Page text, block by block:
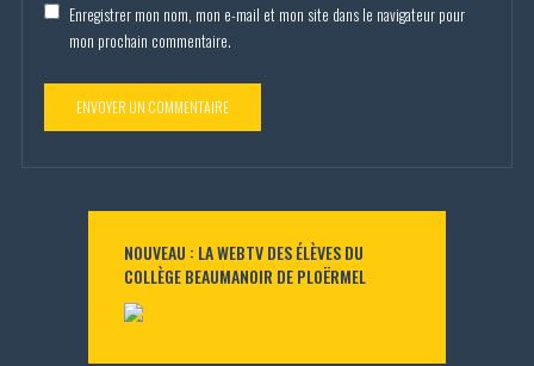
Enregistrer mon nom, mon e-mail et mon site dans le navigateur pour
mon prochain commentaire.
NOUVEAU : LA WEBTV DES ÉLÈVES DU
COLLÈGE BEAUMANOIR DE PLOËRMEL